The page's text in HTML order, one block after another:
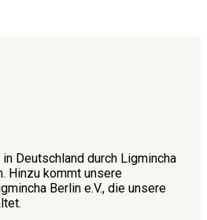
Deutschland durch Ligmincha
Hinzu kommt unsere
Berlin e.V., die unsere